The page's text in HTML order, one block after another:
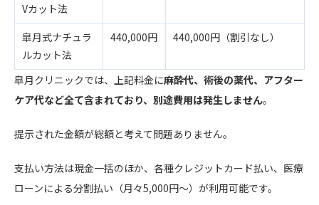
Vカット法
皐月式ナチュラ
ルカット法
440,000円 440,000円（割引なし）
皐月クリニックでは、上記料金に麻酔代、術後の薬代、アフター
ケア代など全て含まれており、別途費用は発生しません。
提示された金額が総額と考えて問題ありません。
支払い方法は現金一括のほか、各種クレジットカード払い、医療
ローンによる分割払い（月々5,000円～）が利用可能です。